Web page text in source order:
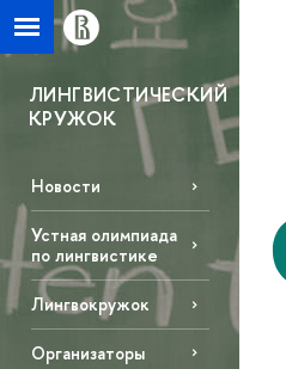
ЛИНГВИСТИЧЕСКИЙ
КРУЖОК
Новости
Устная олимпиада
по лингвистике
Лингвокружок
Организаторы